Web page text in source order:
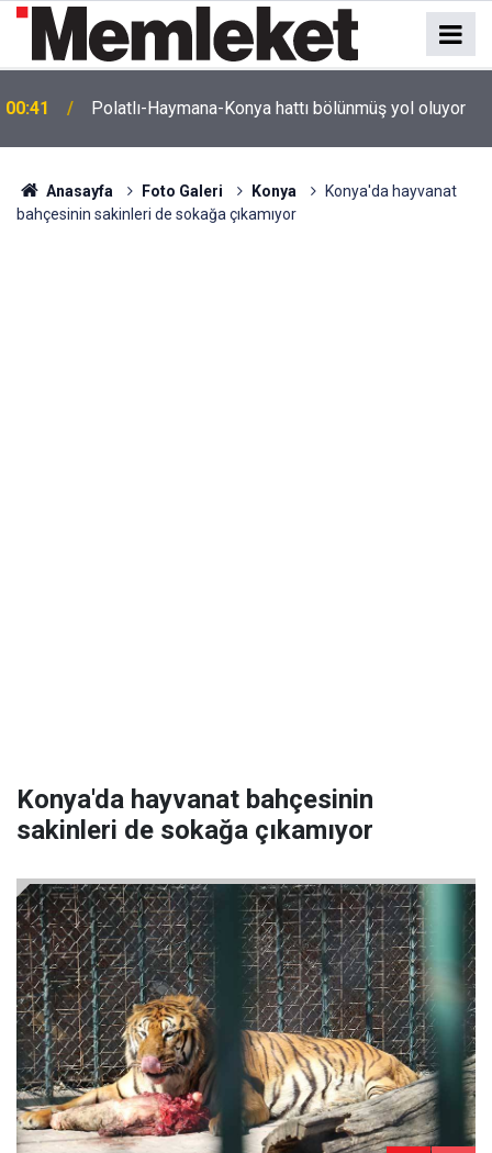
00:41 Polatlı-Haymana-Konya hattı bölünmüş yol oluyor
Anasayfa Foto Galeri Konya
Konya'da hayvanat
bahçesinin sakinleri de sokağa çıkamıyor
Konya'da hayvanat bahçesinin
sakinleri de sokağa çıkamıyor